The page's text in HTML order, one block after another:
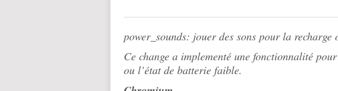
power_sounds: jouer des sons pour la recharge
Ce change a implementé une fonctionnalité
ou l’état de batterie faible.